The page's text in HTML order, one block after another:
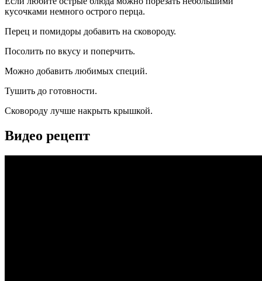
кусочками немного острого перца.
Перец и помидоры добавить на сковороду.
Посолить по вкусу и поперчить.
Можно добавить любимых специй.
Тушить до готовности.
Сковороду лучше накрыть крышкой.
Видео рецепт